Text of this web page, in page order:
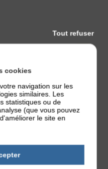
2025
cookies
navigation sur les
similaires. Les
statistiques ou de
(que vous pouvez
le site en
Tout refuser